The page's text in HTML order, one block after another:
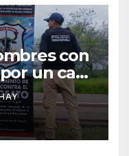
con
un caso